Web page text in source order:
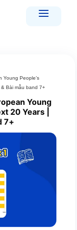
Young People’s
Bài mẫu band 7+
Young
20 Years |
7+